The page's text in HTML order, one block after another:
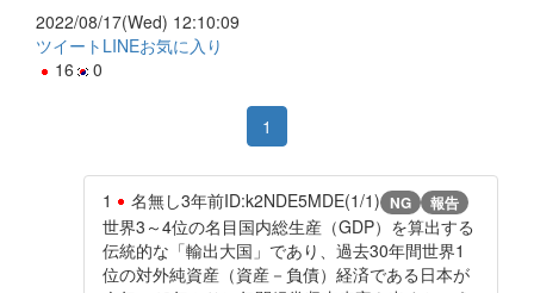
2022/08/17(Wed) 12:10:09
ツイート LINEお気に入り
16
0
1
1 名無し3年前ID:k2NDE5MDE(1/1) NG 報告
世界3～4位の名目国内総生産（GDP）を算出する
伝統的な「輸出大国」であり、過去30年間世界1
位の対外純資産（資産－負債）経済である日本が